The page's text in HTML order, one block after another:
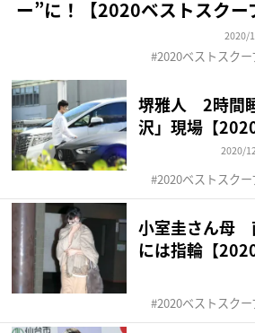
ー”に！【2020ベストスクー
2020/
2020ベストスクー
堺雅人 2時間
沢」現場【
2020/
2020ベストスクー
小室圭さん母
には指輪【
2020ベストスクー